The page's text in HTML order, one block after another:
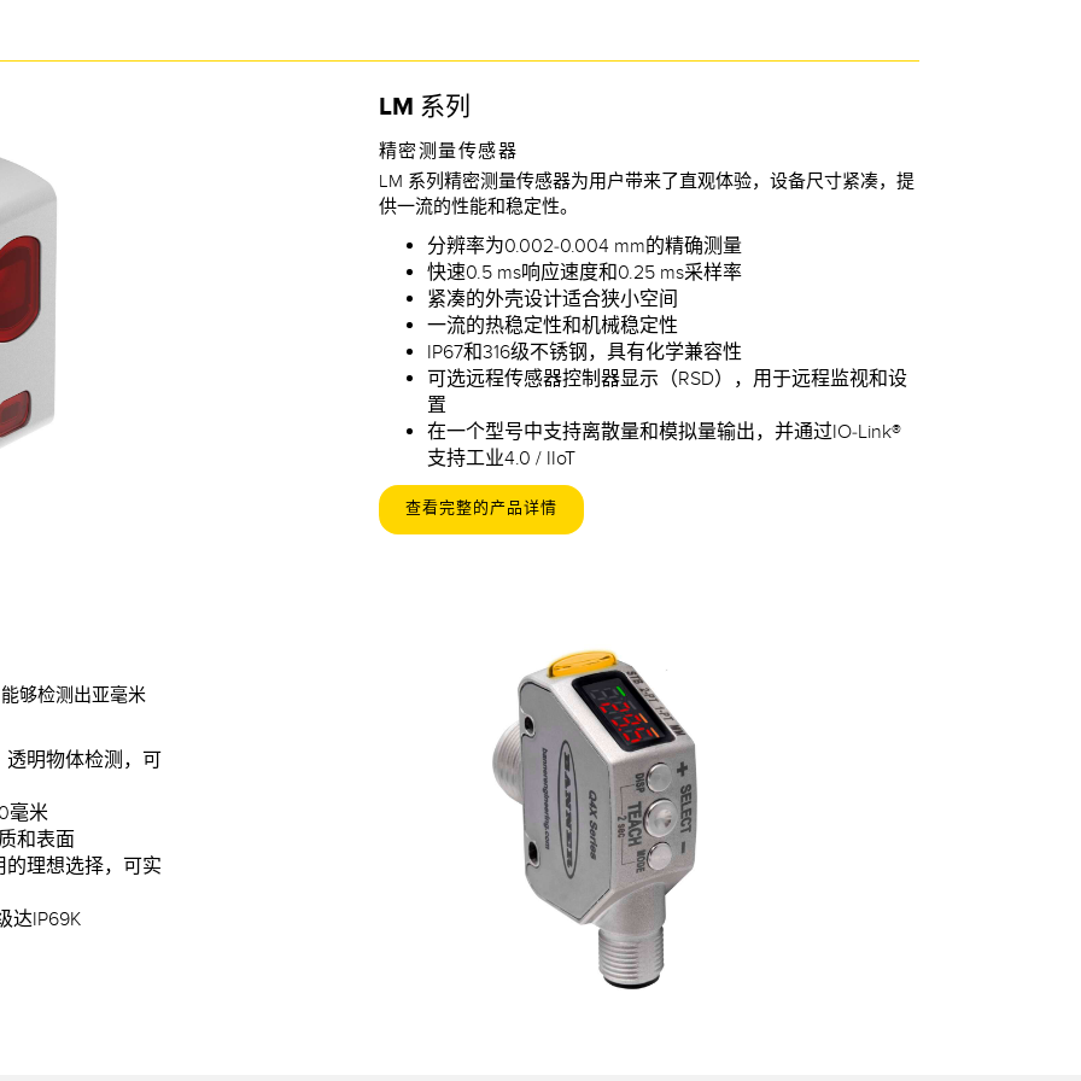
LM 系列
精密测量传感器
LM 系列精密测量传感器为用户带来了直观体验，设备尺寸紧凑，提
供一流的性能和稳定性。
分辨率为0.002-0.004 mm的精确测量
快速0.5 ms响应速度和0.25 ms采样率
紧凑的外壳设计适合狭小空间
一流的热稳定性和机械稳定性
IP67和316级不锈钢，具有化学兼容性
可选远程传感器控制器显示（RSD），用于远程监视和设
置
在一个型号中支持离散量和模拟量输出，并通过IO-Link®
支持工业4.0 / IIoT
查看完整的产品详情
够检测出亚毫米
透明物体检测，可
毫米
和表面
理想选择，可实
达IP69K